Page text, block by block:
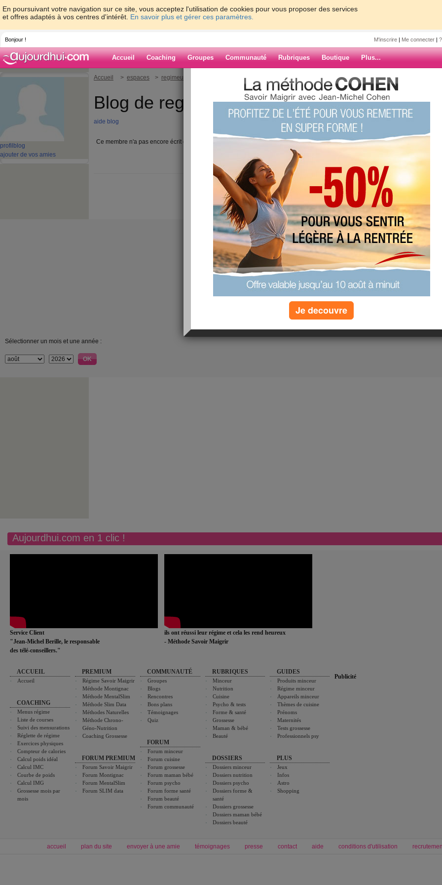
En poursuivant votre navigation sur ce site, vous acceptez l'utilisation de cookies pour vous proposer des services
et offres adaptés à vos centres d'intérêt. En savoir plus et gérer ces paramètres.
Bonjour ! M'inscrire | Me connecter |
Accueil Coaching Groupes Communauté Rubriques Boutique Plus...
profil blog
ajouter de vos amies
Accueil > espaces > regimeuse84
Blog de regimeuse84
aide blog
Ce membre n'a pas encore écrit d'article blog.
ARCHIVES
Sélectionner un mois et une année :
Aujourdhui.com en 1 clic !
Service Client
"Jean-Michel Berille, le responsable
des télé-conseillers."
ils ont réussi leur régime et cela les rend heureux
- Méthode Savoir Maigrir
ACCUEIL
Accueil
COACHING
Menus régime
Liste de courses
Suivi des mensurations
Réglette de régime
Exercices physiques
Compteur de calories
Calcul poids idéal
Calcul IMC
Courbe de poids
Calcul IMG
Grossesse mois par
mois
PREMIUM
Régime Savoir Maigrir
Méthode Montignac
Méthode MentalSlim
Méthode Slim Data
Méthodes Naturelles
Méthode Chrono-
Géno-Nutrition
Coaching Grossesse
FORUM PREMIUM
Forum Savoir Maigrir
Forum Montignac
Forum MentalSlim
Forum SLIM data
COMMUNAUTÉ
Groupes
Blogs
Rencontres
Bons plans
Témoignages
Quiz
FORUM
Forum minceur
Forum cuisine
Forum grossesse
Forum maman bébé
Forum psycho
Forum forme santé
Forum beauté
Forum communauté
RUBRIQUES
Minceur
Nutrition
Cuisine
Psycho & tests
Forme & santé
Grossesse
Maman & bébé
Beauté
DOSSIERS
Dossiers minceur
Dossiers nutrition
Dossiers psycho
Dossiers forme &
santé
Dossiers grossesse
Dossiers maman bébé
Dossiers beauté
GUIDES
Produits minceur
Régime minceur
Appareils minceur
Thèmes de cuisine
Prénoms
Maternités
Tests grossesse
Professionnels psy
PLUS
Jeux
Infos
Astro
Shopping
Publicité
accueil plan du site envoyer à une amie témoignages presse contact aide conditions d'utilisation
Je decouvre